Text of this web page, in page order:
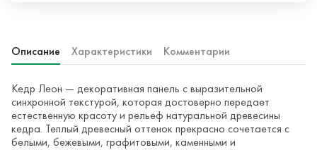
Описание Характеристики Комментарии
Кедр Леон — декоративная панель с выразительной
синхронной текстурой, которая достоверно передает
естественную красоту и рельеф натуральной древесины
кедра. Теплый древесный оттенок прекрасно сочетается с
белыми, бежевыми, графитовыми, каменными и